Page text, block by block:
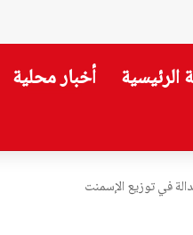
أخبار محلية
ماذا دار بينهما؟
في توزيع الإسمنت